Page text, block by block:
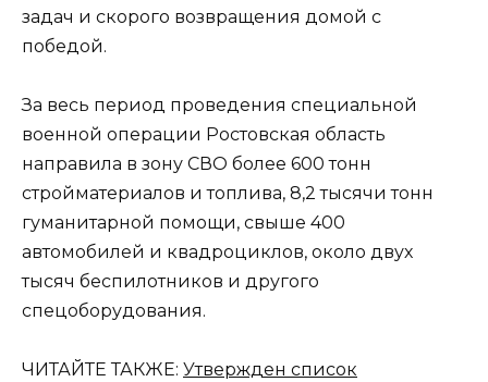
задач и скорого возвращения домой с
победой.
За весь период проведения специальной
военной операции Ростовская область
направила в зону СВО более 600 тонн
стройматериалов и топлива, 8,2 тысячи тонн
гуманитарной помощи, свыше 400
автомобилей и квадроциклов, около двух
тысяч беспилотников и другого
спецоборудования.
ЧИТАЙТЕ ТАКЖЕ: Утвержден список